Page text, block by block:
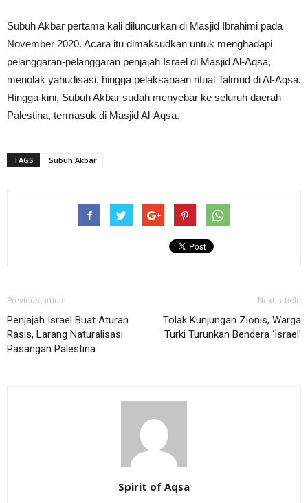
Subuh Akbar pertama kali diluncurkan di Masjid Ibrahimi pada
November 2020. Acara itu dimaksudkan untuk menghadapi
pelanggaran-pelanggaran penjajah Israel di Masjid Al-Aqsa,
menolak yahudisasi, hingga pelaksanaan ritual Talmud di Al-Aqsa.
Hingga kini, Subuh Akbar sudah menyebar ke seluruh daerah
Palestina, termasuk di Masjid Al-Aqsa.
TAGS Subuh Akbar
Previous article
Penjajah Israel Buat Aturan
Rasis, Larang Naturalisasi
Pasangan Palestina
Next article
Tolak Kunjungan Zionis, Warga
Turki Turunkan Bendera ‘Israel’
Spirit of Aqsa